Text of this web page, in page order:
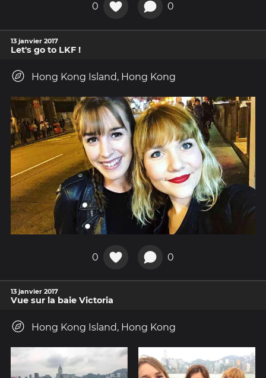
0 0
13 janvier 2017
Let's go to LKF !
Hong Kong Island, Hong Kong
0 0
13 janvier 2017
Vue sur la baie Victoria
Hong Kong Island, Hong Kong